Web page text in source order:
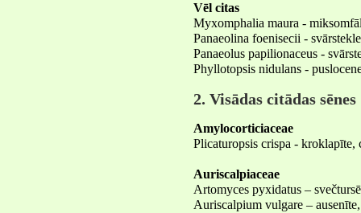
Vēl citas
Myxomphalia maura -
Panaeolina foenisecii -
Panaeolus papilionaceus -
Phyllotopsis nidulans -
2. Visādas citādas sēnes
Amylocorticiaceae
Plicaturopsis crispa - kroklapīte,
Auriscalpiaceae
Artomyces pyxidatus –
Auriscalpium vulgare –